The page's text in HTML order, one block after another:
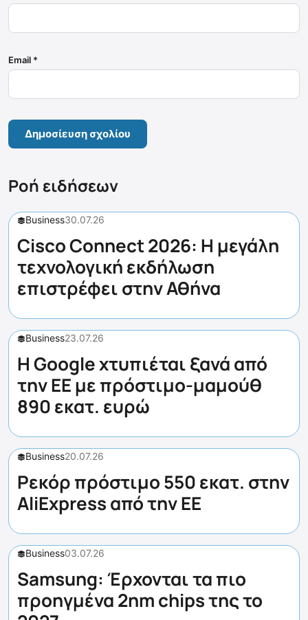
Email *
Ροή ειδήσεων
Business30.07.26
Cisco Connect 2026: Η μεγάλη
τεχνολογική εκδήλωση
επιστρέφει στην Αθήνα
Business23.07.26
Η Google χτυπιέται ξανά από
την ΕΕ με πρόστιμο-μαμούθ
890 εκατ. ευρώ
Business20.07.26
Ρεκόρ πρόστιμο 550 εκατ. στην
AliExpress από την ΕΕ
Business03.07.26
Samsung: Έρχονται τα πιο
προηγμένα 2nm chips της το